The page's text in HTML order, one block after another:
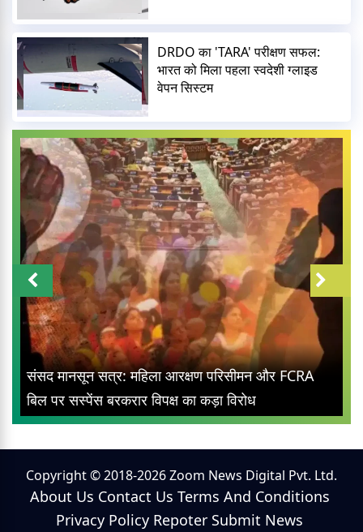
DRDO का 'TARA' परीक्षण सफल:
भारत को मिला पहला स्वदेशी ग्लाइड
वेपन सिस्टम
संसद मानसून सत्र: महिला आरक्षण परिसीमन और FCRA
बिल पर सस्पेंस बरकरार विपक्ष का कड़ा विरोध
Copyright © 2018-2026 Zoom News Digital Pvt. Ltd.
About Us Contact Us Terms And Conditions
Privacy Policy Repoter Submit News